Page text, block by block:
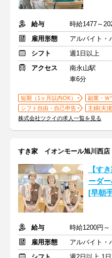
給与
時給1477～
雇用形態
アルバイト・
シフト
週1日以上
アクセス
南永山駅
車6分
短期（1ヶ月以内OK） 副業・Ｗ
シフト自由・自己申告
主婦(夫)
株式会社ツクイの求人一覧を見る
すき家 イオンモール旭川西店
【す
ーダ
[早朝
給与
雇用形態
アルバイト・